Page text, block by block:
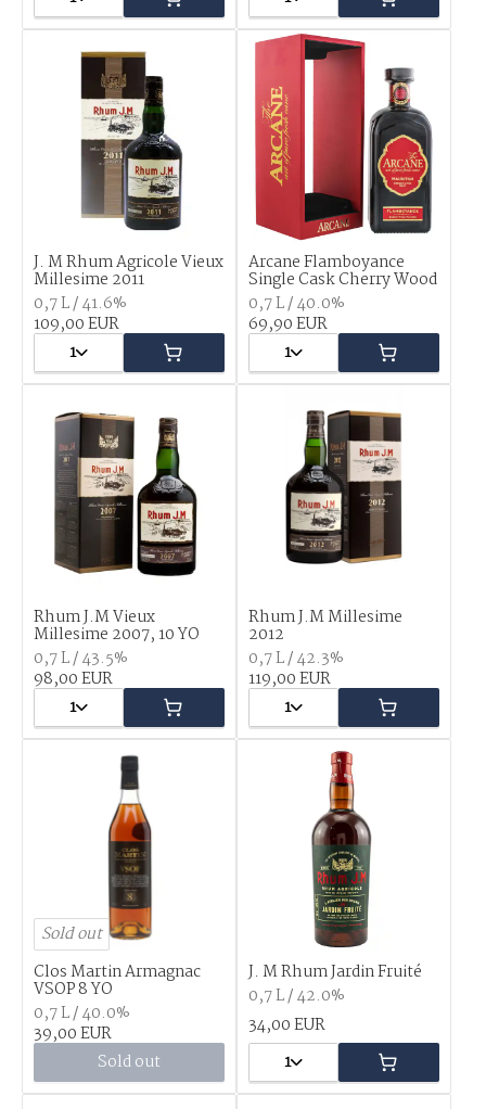
J. M Rhum Agricole Vieux
Millesime 2011
0,7 L / 41.6%
109,00 EUR
1
Arcane Flamboyance
Single Cask Cherry Wood
0,7 L / 40.0%
69,90 EUR
1
Rhum J.M Vieux
Millesime 2007, 10 YO
0,7 L / 43.5%
98,00 EUR
1
Rhum J.M Millesime
2012
0,7 L / 42.3%
119,00 EUR
1
Sold out
Clos Martin Armagnac
VSOP 8 YO
0,7 L / 40.0%
39,00 EUR
Sold out
J. M Rhum Jardin Fruité
0,7 L / 42.0%
34,00 EUR
1